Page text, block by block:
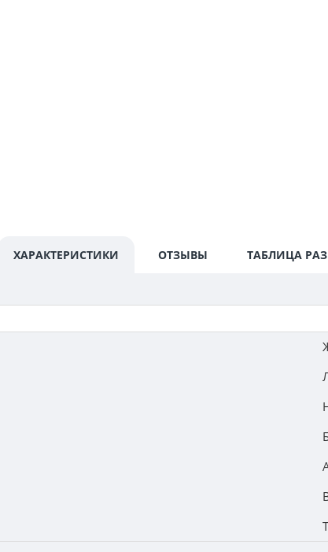
ХАРАКТЕРИСТИКИ ОТЗЫВЫ ТАБЛИЦА